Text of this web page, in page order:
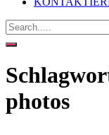
photos